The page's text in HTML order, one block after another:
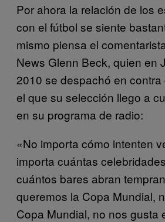
Por ahora la relación de los
con el fútbol se siente
mismo piensa el
News Glenn Beck, quien en
2010 se despachó en
el que su selección llego a
en su programa de radio:
«No importa cómo intenten
importa cuántas
cuántos bares abran
queremos la Copa Mundial,
Copa Mundial, no nos gusta